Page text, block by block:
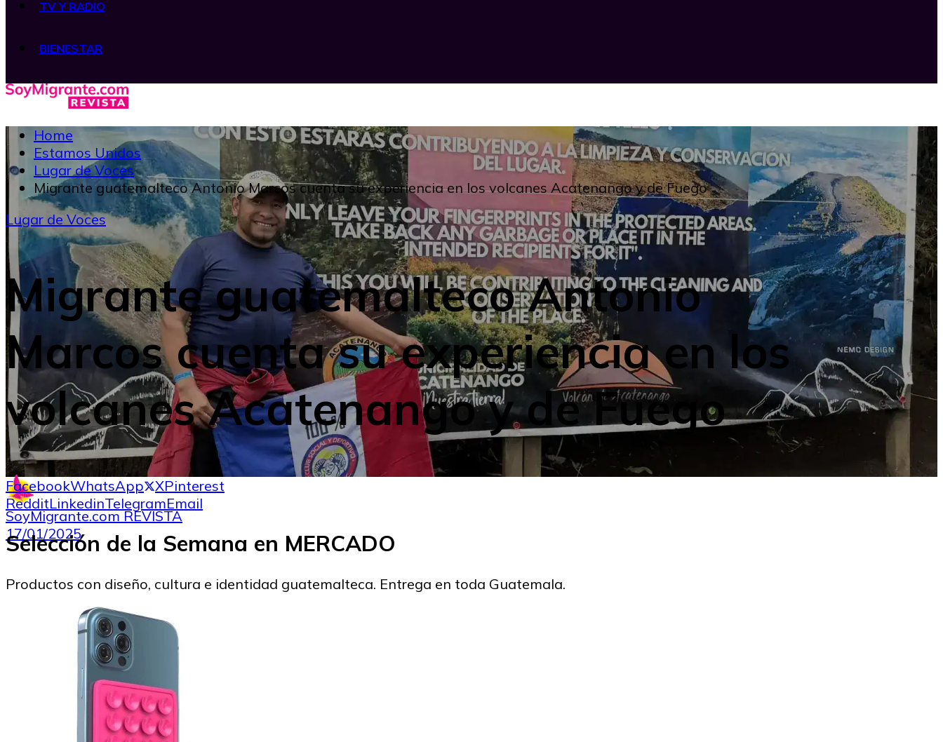
TV Y RADIO
BIENESTAR
Home
Estamos Unidos
Lugar de Voces
Migrante guatemalteco Antonio Marcos cuenta su experiencia en los volcanes Acatenango y de Fuego
Lugar de Voces
Migrante guatemalteco Antonio
Marcos cuenta su experiencia en los
volcanes Acatenango y de Fuego
SoyMigrante.com REVISTA
17/01/2025
FacebookWhatsApp XPinterest
RedditLinkedinTelegramEmail
Selección de la Semana en MERCADO
Productos con diseño, cultura e identidad guatemalteca. Entrega en toda Guatemala.